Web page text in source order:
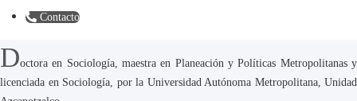
Contacto
Doctora en Sociología, maestra en Planeación y Políticas Metropolitanas y
licenciada en Sociología, por la Universidad Autónoma Metropolitana, Unidad